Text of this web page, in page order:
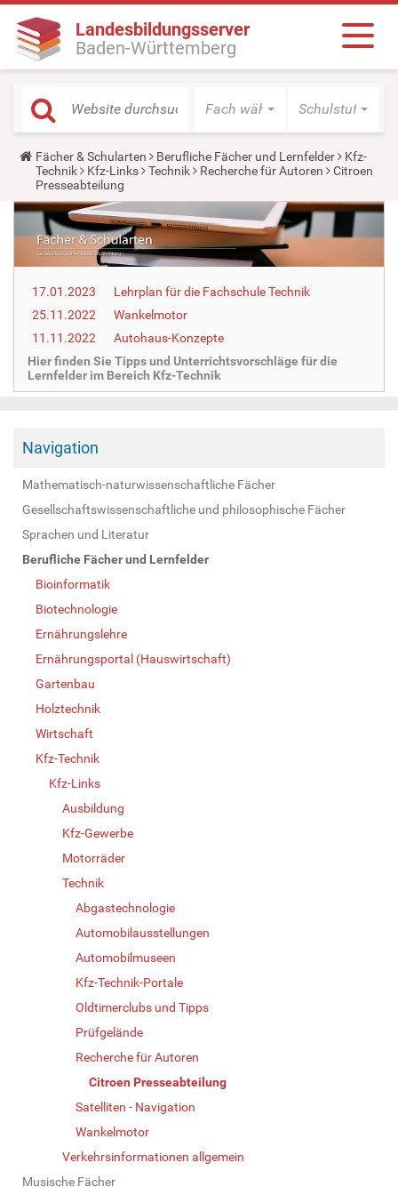
Landesbildungsserver
Baden-Württemberg
Fach wählen Schulstufe
Y
o
u
a
r
h
e
r
:
Fächer & Schularten Berufliche Fächer und Lernfelder
Kfz-
Technik
Kfz-Links Technik Recherche für Autoren
Citroen
Presseabteilung
17.01.2023
Lehrplan für die Fachschule Technik
25.11.2022
Wankelmotor
11.11.2022
Autohaus-Konzepte
Hier finden Sie Tipps und Unterrichtsvorschläge für die
Lernfelder im Bereich Kfz-Technik
Navigation
Mathematisch-naturwissenschaftliche Fächer
Gesellschaftswissenschaftliche und philosophische Fächer
Sprachen und Literatur
Berufliche Fächer und Lernfelder
Bioinformatik
Biotechnologie
Ernährungslehre
Ernährungsportal (Hauswirtschaft)
Gartenbau
Holztechnik
Wirtschaft
Kfz-Technik
Kfz-Links
Ausbildung
Kfz-Gewerbe
Motorräder
Technik
Abgastechnologie
Automobilausstellungen
Automobilmuseen
Kfz-Technik-Portale
Oldtimerclubs und Tipps
Prüfgelände
Recherche für Autoren
Citroen Presseabteilung
Satelliten - Navigation
Wankelmotor
Verkehrsinformationen allgemein
Musische Fächer